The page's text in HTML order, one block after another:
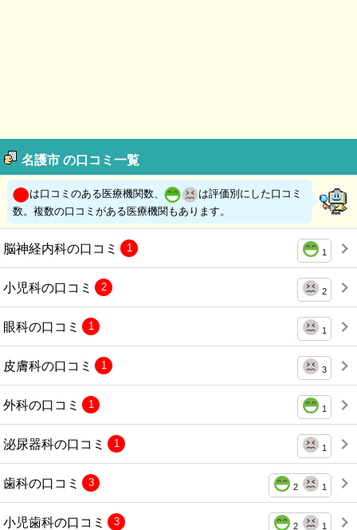
名護市 の口コミ一覧
は口コミのある医療機関数、
は評価別にした口コミ
数。複数の口コミがある医療機関もあります。
脳神経内科の口コミ 1
1
小児科の口コミ 2
2
眼科の口コミ 1
1
皮膚科の口コミ 3
1
外科の口コミ 1
1
泌尿器科の口コミ 1
1
歯科の口コミ 2 1
3
小児歯科の口コミ 2 1
3